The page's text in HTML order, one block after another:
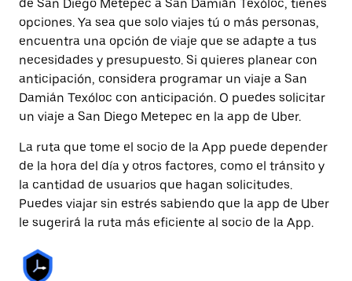
de San Diego Metepec a San Damián Texóloc, tienes
opciones. Ya sea que solo viajes tú o más personas,
encuentra una opción de viaje que se adapte a tus
necesidades y presupuesto. Si quieres planear con
anticipación, considera programar un viaje a San
Damián Texóloc con anticipación. O puedes solicitar
un viaje a San Diego Metepec en la app de Uber.
La ruta que tome el socio de la App puede depender
de la hora del día y otros factores, como el tránsito y
la cantidad de usuarios que hagan solicitudes.
Puedes viajar sin estrés sabiendo que la app de Uber
le sugerirá la ruta más eficiente al socio de la App.